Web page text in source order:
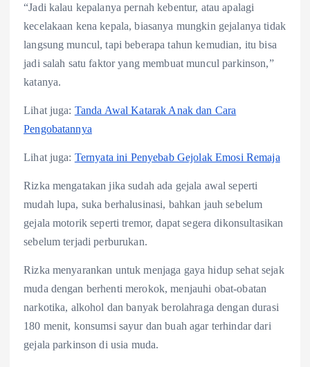
“Jadi kalau kepalanya pernah kebentur, atau apalagi
kecelakaan kena kepala, biasanya mungkin gejalanya tidak
langsung muncul, tapi beberapa tahun kemudian, itu bisa
jadi salah satu faktor yang membuat muncul parkinson,”
katanya.
Lihat juga: Tanda Awal Katarak Anak dan Cara
Pengobatannya
Lihat juga: Ternyata ini Penyebab Gejolak Emosi Remaja
Rizka mengatakan jika sudah ada gejala awal seperti
mudah lupa, suka berhalusinasi, bahkan jauh sebelum
gejala motorik seperti tremor, dapat segera dikonsultasikan
sebelum terjadi perburukan.
Rizka menyarankan untuk menjaga gaya hidup sehat sejak
muda dengan berhenti merokok, menjauhi obat-obatan
narkotika, alkohol dan banyak berolahraga dengan durasi
180 menit, konsumsi sayur dan buah agar terhindar dari
gejala parkinson di usia muda.